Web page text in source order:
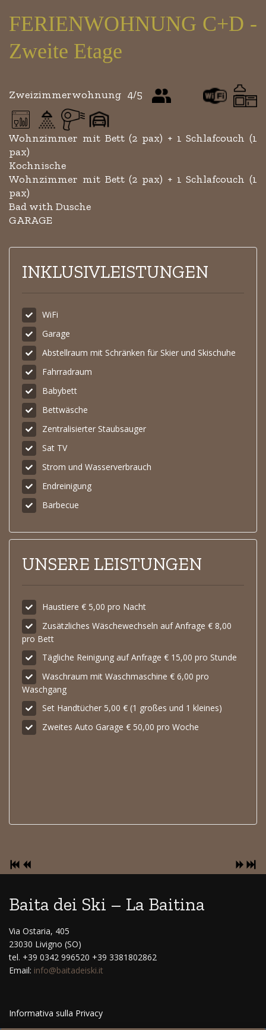
FERIENWOHNUNG C+D -
Zweite Etage
Zweizimmerwohnung 4/5
Wohnzimmer mit Bett (2 pax) + 1 Schlafcouch (1
pax)
Kochnische
Wohnzimmer mit Bett (2 pax) + 1 Schlafcouch (1
pax)
Bad with Dusche
GARAGE
INKLUSIVLEISTUNGEN
WiFi
Garage
Abstellraum mit Schränken für Skier und Skischuhe
Fahrradraum
Babybett
Bettwäsche
Zentralisierter Staubsauger
Sat TV
Strom und Wasserverbrauch
Endreinigung
Barbecue
UNSERE LEISTUNGEN
Haustiere € 5,00 pro Nacht
Zusätzliches Wäschewechseln auf Anfrage € 8,00
pro Bett
Tägliche Reinigung auf Anfrage € 15,00 pro Stunde
Waschraum mit Waschmaschine € 6,00 pro
Waschgang
Set Handtücher 5,00 € (1 großes und 1 kleines)
Zweites Auto Garage € 50,00 pro Woche
Baita dei Ski – La Baitina
Via Ostaria, 405
23030 Livigno (SO)
tel. +39 0342 996520 +39 3381802862
Email: info@baitadeiski.it
Informativa sulla Privacy